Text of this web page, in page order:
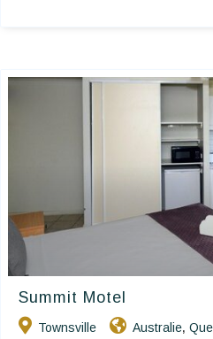
Summit Motel
Townsville Australie,